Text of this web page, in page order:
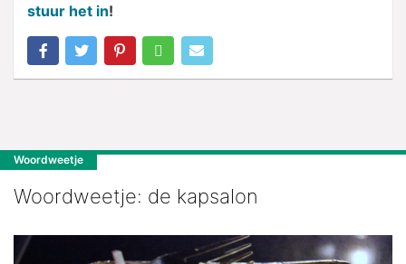
stuur het in!
Woordweetje
Woordweetje: de kapsalon